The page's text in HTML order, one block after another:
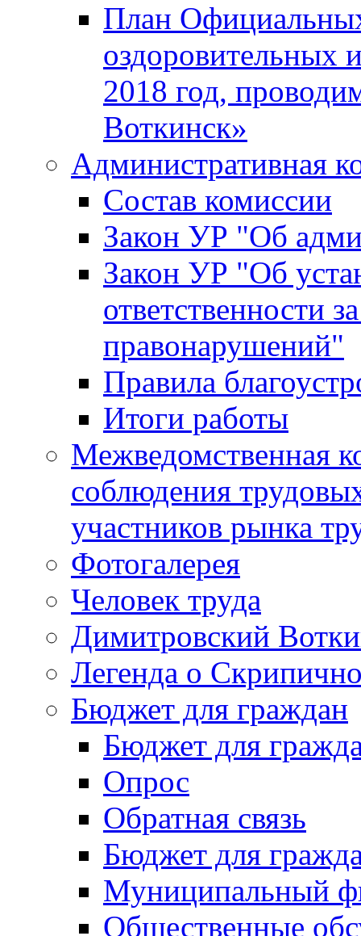
План
оздоровительных
2018 год,
Воткинск»
Административная
Состав комиссии
Закон УР "Об
Закон УР "Об
ответственности
правонарушений"
Правила
Итоги работы
Межведомственная
соблюдения
участников рынка
Фотогалерея
Человек труда
Димитровский
Легенда о
Бюджет для граждан
Бюджет для
Опрос
Обратная связь
Бюджет для
Муниципальный
Общественные